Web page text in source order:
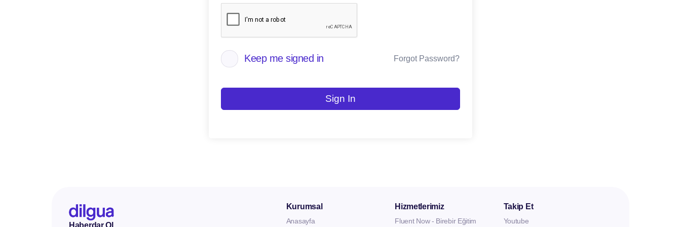
Keep me signed in Forgot Password?
Sign In
Haberdar Ol
Kurumsal
Anasayfa
Hizmetlerimiz
Fluent Now - Birebir Eğitim
Takip Et
Youtube